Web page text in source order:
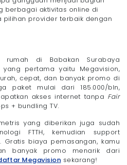
berbagai aktivitas online di
pilihan provider terbaik dengan
rumah di Babakan Surabaya
yang pertama yaitu Megavision,
cepat, dan banyak promo di
paket mulai dari 185.000/bln,
akses internet tanpa Fair
+ bundling TV.
yang diberikan juga sudah
FTTH, kemudian support
Gratis biaya pemasangan, kamu
banyak promo menarik dari
Megavision sekarang!